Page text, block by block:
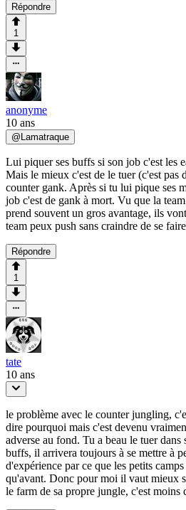
Répondre
1
anonyme
10 ans
@Lamatraque
Lui piquer ses buffs si son job c'est les
Mais le mieux c'est de le tuer (c'est pas
counter gank. Après si tu lui pique ses
job c'est de gank à mort. Vu que la
prend souvent un gros avantage, ils
team peux push sans craindre de se
Répondre
1
tate
10 ans
le problème avec le counter jungling,
dire pourquoi mais c'est devenu
adverse au fond. Tu a beau le tuer
buffs, il arrivera toujours à se mettre à
d'expérience par ce que les petits
qu'avant. Donc pour moi il vaut mieux
le farm de sa propre jungle, c'est moins